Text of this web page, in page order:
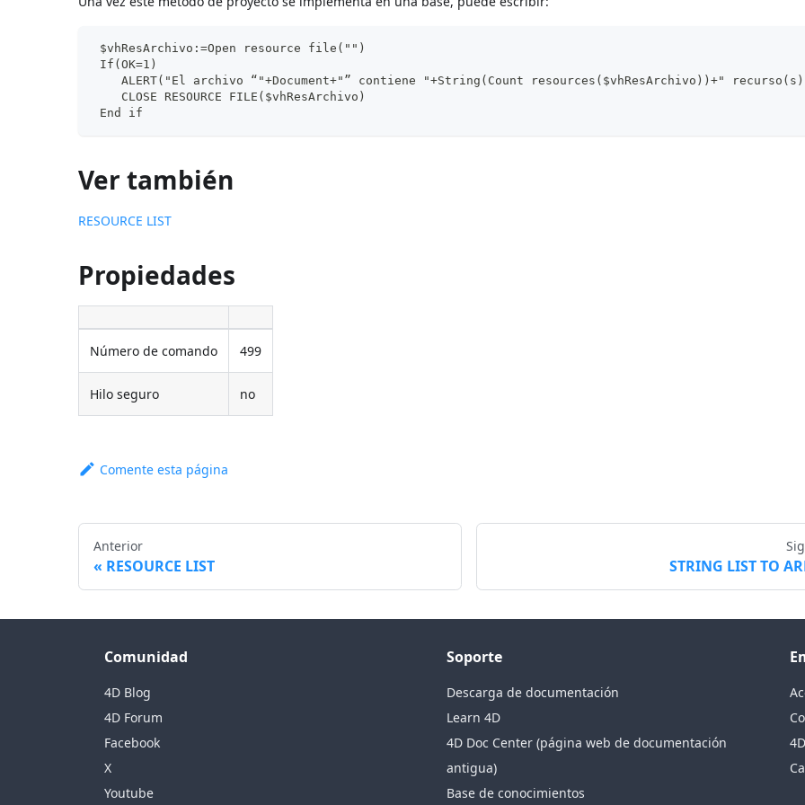
$vhResArchivo:=Open resource file("")
If(OK=1)
ALERT("El archivo “"+Document+"” contiene "+String(Count resources($vhResArchivo))+"
CLOSE RESOURCE FILE($vhResArchivo)
End if
Ver también
RESOURCE LIST
Propiedades
Número de comando 499
Hilo seguro no
Comente esta página
Anterior
RESOURCE LIST STRING LIST TO
Comunidad
4D Blog
4D Forum
Facebook
X
Youtube
Soporte
Descarga de documentación
Learn 4D
4D Doc Center (página web de documentación
antigua)
Base de conocimientos